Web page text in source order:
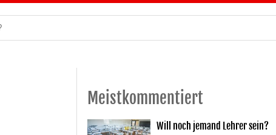
Meistkommentiert
Will noch jemand Lehrer sein?